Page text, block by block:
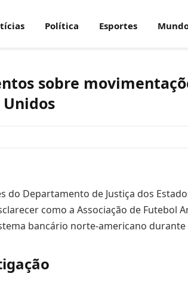
Política Esportes
sobre
Unidos
do Departamento de Justiça dos
como a Associação de Futebol
bancário norte-americano